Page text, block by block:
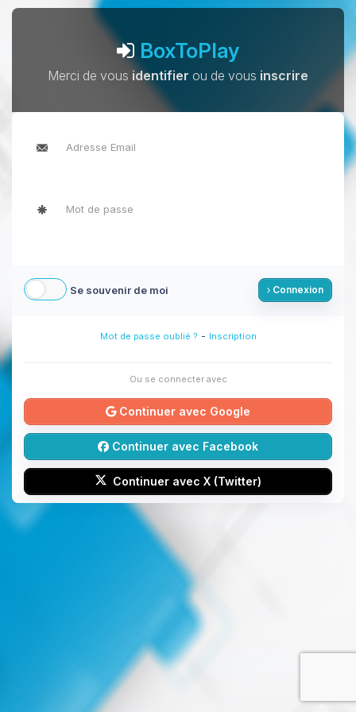
BoxToPlay
Merci de vous identifier ou de vous inscrire
Se souvenir de moi Connexion
Mot de passe oublié ? - Inscription
Ou se connecter avec
Continuer avec Google
Continuer avec Facebook
Continuer avec X (Twitter)